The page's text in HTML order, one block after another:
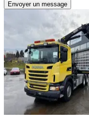
Envoyer un message